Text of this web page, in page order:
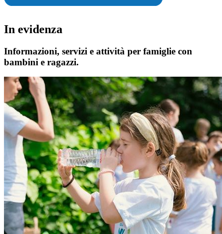
In evidenza
Informazioni, servizi e attività per famiglie con
bambini e ragazzi.